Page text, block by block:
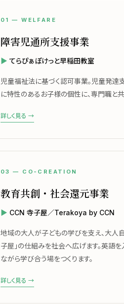
01 — WELFARE
障害児通所支援事業
てらぴぁぽけっと早稲田教室
児童福祉法に基づく認可事業。児童発達
に特性のあるお子様の個性に、専門職と共
詳しく見る →
03 — CO-CREATION
教育共創・社会還元事業
CCN 寺子屋／Terakoya by CCN
地域の大人が子どもの学びを支え、大人
子屋」の仕組みを社会へ広げます。英語
ながら学び合う場をつくります。
詳しく見る →